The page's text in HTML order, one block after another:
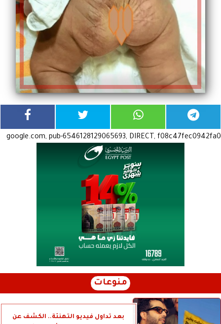
google.com, pub-6546128129065693, DIRECT, f08c47fec0942fa0
منوعات
بعد تداول فيديو التهنئة.. الكشف عن